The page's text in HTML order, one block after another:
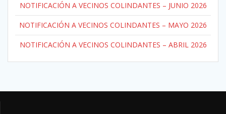
NOTIFICACIÓN A VECINOS COLINDANTES – JUNIO 2026
NOTIFICACIÓN A VECINOS COLINDANTES – MAYO 2026
NOTIFICACIÓN A VECINOS COLINDANTES – ABRIL 2026